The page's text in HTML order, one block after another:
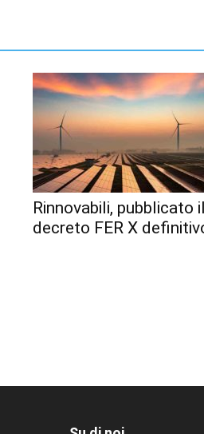
Rinnovabili, pubblicato il
decreto FER X